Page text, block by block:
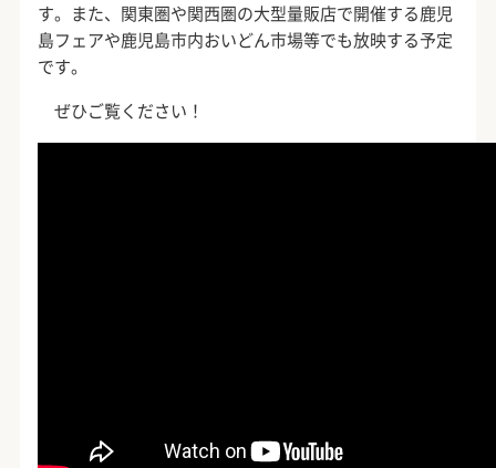
す。また、関東圏や関西圏の大型量販店で開催する鹿児
島フェアや鹿児島市内おいどん市場等でも放映する予定
です。
ぜひご覧ください！